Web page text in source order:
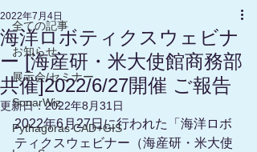
全ての記事
お知らせ
展示会/セミナー
SonarWiz
Pythagoras CAD+GIS
海洋ロボティクスウェビナ
ー [海産研・米大使館商務部
共催]2022/6/27開催 ご報告
2022年7月4日
更新日：2022年8月31日
2022年6月27日に行われた「海洋ロボ
ティクスウェビナー（海産研・米大使